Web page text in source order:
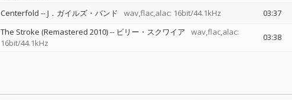
Centerfold --J．ガイルズ・バンド wav,flac,alac: 16bit/44.1kHz 03:37
The Stroke (Remastered 2010)-- ビリー・スクワイア
wav,flac,alac:
16bit/44.1kHz
03:38